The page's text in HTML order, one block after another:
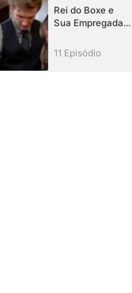
Rei do Boxe e
Sua Empregada
11 Episódio